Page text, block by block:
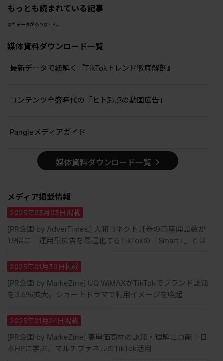
もっとも読まれている記事
まだデータがありません。
媒体資料ダウンロード一覧
最新データで紐解く『TikTokトレンド徹底解剖』
コンテンツ全盛時代の「ヒト起点の動画広告」
Pangleメディアガイド
媒体資料ダウンロード一覧
メディア掲載情報
2025年03月03日掲載
[PR企画 by AdverTimes.] 大和コネクト証券の口座開設数が
1.9倍に 運用型広告を最適化するTikTokの「Smart+」とは
2025年01月30日掲載
[PR企画 by MarkeZine] UQ WiMAXがTikTokでブランド認知
を3.6％拡大。ショートドラマで利用イメージを喚起
2025年01月24日掲載
[PR企画 by MarkeZine] 高単価商材の認知・理解に貢献！日
本HPに学ぶ、マルチファネルのTikTok活用